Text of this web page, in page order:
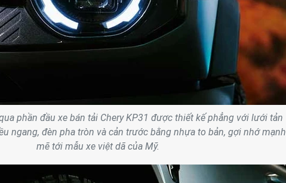
phần đầu xe bán tải Chery KP31 được thiết kế phẳng với lưới tản
ngang, đèn pha tròn và cản trước bằng nhựa to bản, gợi nhớ mạnh
mẽ tới mẫu xe việt dã của Mỹ.